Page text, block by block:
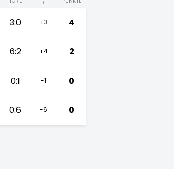
3:0 +3 4
6:2 +4 2
0:1 -1 0
0:6 -6 0